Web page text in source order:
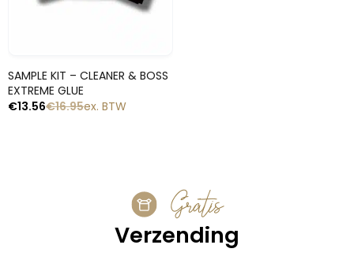
SAMPLE KIT – CLEANER & BOSS
EXTREME GLUE
€16.95
€13.56 ex. BTW
Gratis
Verzending